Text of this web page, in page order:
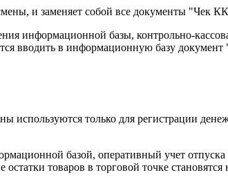
и заменяет собой все документы "Чек
информационной базы, контрольно-
вводить в информационную базу
используются только для регистрации
базой, оперативный учет
товаров в торговой точке